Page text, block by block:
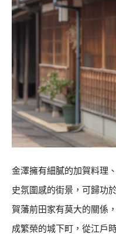
金澤擁有細膩的加賀料理
史氛圍感的街景，可歸功
賀藩前田家有莫大的關係
成繁榮的城下町，從江戶